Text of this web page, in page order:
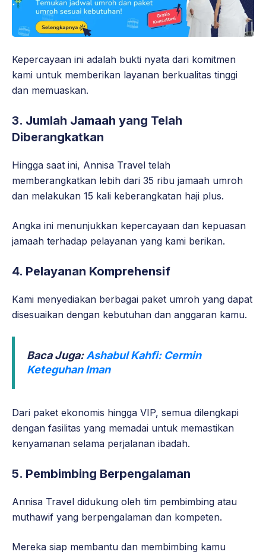
Kepercayaan ini adalah bukti nyata dari komitmen
kami untuk memberikan layanan berkualitas tinggi
dan memuaskan.
3. Jumlah Jamaah yang Telah
Diberangkatkan
Hingga saat ini, Annisa Travel telah
memberangkatkan lebih dari 35 ribu jamaah umroh
dan melakukan 15 kali keberangkatan haji plus.
Angka ini menunjukkan kepercayaan dan kepuasan
jamaah terhadap pelayanan yang kami berikan.
4. Pelayanan Komprehensif
Kami menyediakan berbagai paket umroh yang dapat
disesuaikan dengan kebutuhan dan anggaran kamu.
Baca Juga:Ashabul Kahfi: Cermin
Keteguhan Iman
Dari paket ekonomis hingga VIP, semua dilengkapi
dengan fasilitas yang memadai untuk memastikan
kenyamanan selama perjalanan ibadah.
5. Pembimbing Berpengalaman
Annisa Travel didukung oleh tim pembimbing atau
muthawif yang berpengalaman dan kompeten.
Mereka siap membantu dan membimbing kamu